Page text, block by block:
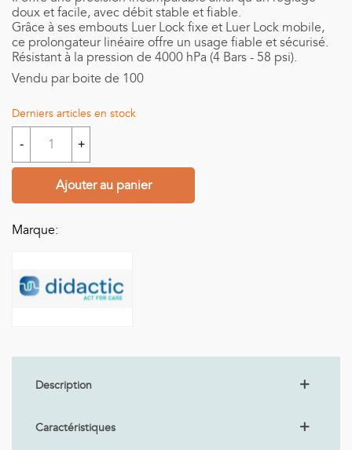
doux et facile, avec débit stable et fiable.
Grâce à ses embouts Luer Lock fixe et Luer Lock mobile,
ce prolongateur linéaire offre un usage fiable et sécurisé.
Résistant à la pression de 4000 hPa (4 Bars - 58 psi).
Vendu par boite de 100
Derniers articles en stock
- +
Ajouter au panier
Marque:
Description
Caractéristiques